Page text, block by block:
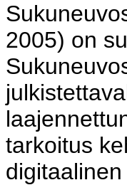
2005) on
tarkoitus